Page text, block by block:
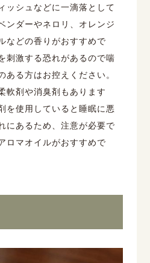
ッシュなどに一滴落として
ンダーやネロリ、オレンジ
などの香りがおすすめで
刺激する恐れがあるので喘
ある方はお控えください。
軟剤や消臭剤もあります
を使用していると睡眠に悪
にあるため、注意が必要で
ロマオイルがおすすめで